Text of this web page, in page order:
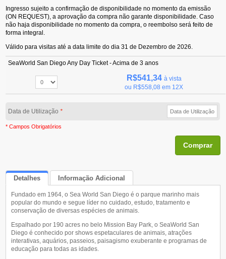
Ingresso sujeito a confirmação de disponibilidade no momento da emissão
(ON REQUEST), a aprovação da compra não garante disponibilidade. Caso
não haja disponibilidade no momento da compra, o reembolso será feito de
forma integral.
Válido para visitas até a data limite do dia 31 de Dezembro de 2026.
SeaWorld San Diego Any Day Ticket - Acima de 3 anos
R$541,34 à vista
ou R$558,08 em 12X
Data de Utilização*
* Campos Obrigatórios
Comprar
Detalhes Informação Adicional
Queremos Saber Sua Opinião
Fundado em 1964, o Sea World San Diego é o parque marinho mais
popular do mundo e segue líder no cuidado, estudo, tratamento e
conservação de diversas espécies de animais.
Espalhado por 190 acres no belo Mission Bay Park, o SeaWorld San
Diego é conhecido por shows espetaculares de animais, atrações
interativas, aquários, passeios, paisagismo exuberante e programas de
educação para todas as idades.